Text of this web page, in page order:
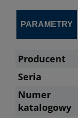
PARAMETRY
Producent
Seria
Numer
katalogowy